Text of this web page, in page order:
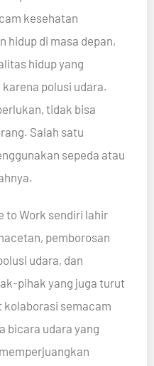
kesehatan
hidup di masa depan,
hidup yang
polusi udara.
tidak bisa
Salah satu
sepeda atau
to Work sendiri lahir
pemborosan
udara, dan
pihak yang juga turut
kolaborasi semacam
bicara udara yang